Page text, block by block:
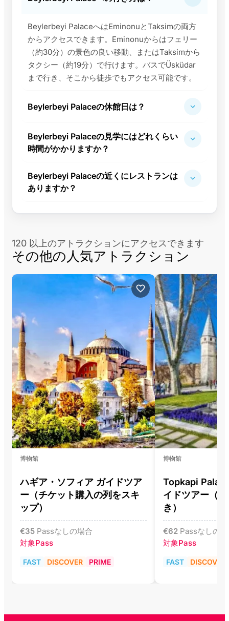
Beylerbeyi PalaceへはEminonuとTaksimの両方
からアクセスできます。Eminonuからはフェリー
（約30分）の景色の良い移動、またはTaksimから
タクシー（約19分）で行けます。バスでÜsküdar
まで行き、そこから徒歩でもアクセス可能です。
Beylerbeyi Palaceの休館日は？
Beylerbeyi Palaceの見学にはどれくらい
時間がかかりますか？
Beylerbeyi Palaceの近くにレストランは
ありますか？
120 以上のアトラクションにアクセスできます
その他の人気アトラクション
博物館
ハギア・ソフィア ガイドツア
ー（チケット購入の列をスキ
ップ）
€35 Passなしの場合
対象Pass
FAST DISCOVER PRIME
博物館
Topkapi
イドツアー（
き）
€62 Passなしの
対象Pass
FAST DISCOVER